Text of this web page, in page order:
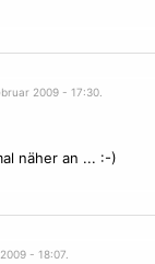
2009 - 17:30.
näher an ... :-)
- 18:07.